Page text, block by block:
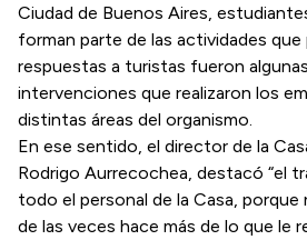
Ciudad de Buenos Aires,
forman parte de las actividades que
respuestas a turistas fueron
intervenciones que realizaron los
distintas áreas del organismo.
En ese sentido, el director de la
Rodrigo Aurrecochea, destacó “el
todo el personal de la Casa, porque
de las veces hace más de lo que le